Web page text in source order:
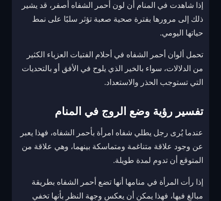
إذا شاهدت في المنام أن لون أحمر الشفاه أصفر، قد يشير
ذلك إلى مرورها بفترة صحية صعبة تؤثر سلبًا على نمط
حياتها اليومي.
تحمل ألوان أحمر الشفاه في أحلام الفتيات العزباء الكثير
من الدلالات، سواء بالخير الذي يلوح في الأفق أو بالتحديات
التي تستوجب الحذر والاستعداد.
تفسير رؤية وضع الروج في المنام
عندما يُرى رجل يطلي شفاه امرأة بأحمر الشفاه، فهذا يعبر
عن وجود علاقة متناغمة ومتماسكة بينهما، وهي علاقة من
المتوقع أن تدوم لمدة طويلة.
إذا رأت المرأة في منامها أنها تضع أحمر الشفاه بطريقة
مبالغ فيها، فهذا يمكن أن يعكس وجهة النظر بأنها تخفي